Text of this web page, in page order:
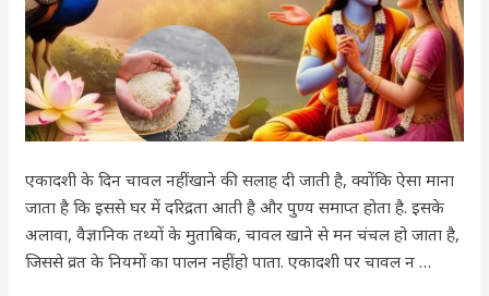
एकादशी के दिन चावल नहीं खाने की सलाह दी जाती है, क्योंकि ऐसा माना
जाता है कि इससे घर में दरिद्रता आती है और पुण्य समाप्त होता है. इसके
अलावा, वैज्ञानिक तथ्यों के मुताबिक, चावल खाने से मन चंचल हो जाता है,
जिससे व्रत के नियमों का पालन नहीं हो पाता. एकादशी पर चावल न …
चाहिए